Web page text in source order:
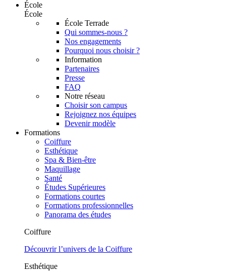
École
École
École Terrade
Qui sommes-nous ?
Nos engagements
Pourquoi nous choisir ?
Information
Partenaires
Presse
FAQ
Notre réseau
Choisir son campus
Rejoignez nos équipes
Devenir modèle
Formations
Coiffure
Esthétique
Spa & Bien-être
Maquillage
Santé
Études Supérieures
Formations courtes
Formations professionnelles
Panorama des études
Coiffure
Découvrir l’univers de la Coiffure
Esthétique